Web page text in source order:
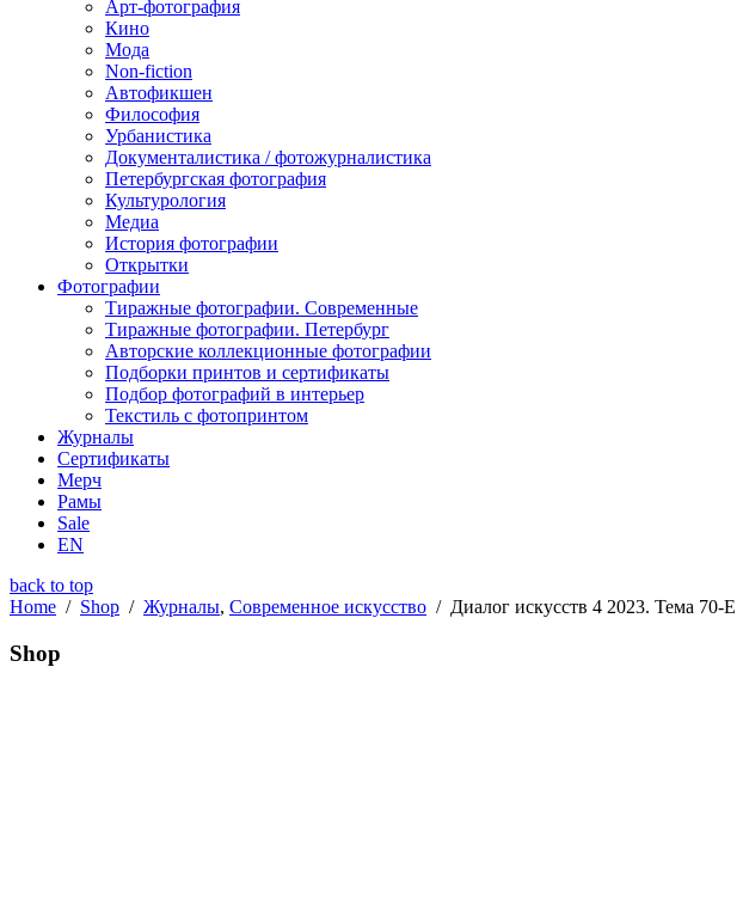
Арт-фотография
Кино
Мода
Non-fiction
Автофикшен
Философия
Урбанистика
Документалистика / фотожурналистика
Петербургская фотография
Культурология
Медиа
История фотографии
Открытки
Фотографии
Тиражные фотографии. Современные
Тиражные фотографии. Петербург
Авторские коллекционные фотографии
Подборки принтов и сертификаты
Подбор фотографий в интерьер
Текстиль с фотопринтом
Журналы
Сертификаты
Мерч
Рамы
Sale
EN
back to top
Home / Shop / Журналы, Современное искусство / Диалог искусств 4 2023. Тема 70-Е
Shop